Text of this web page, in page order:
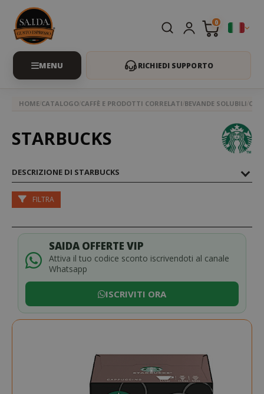
0
RICHIEDI SUPPORTO
HOME CATALOGO CAFFÈ E PRODOTTI CORRELATI BEVANDE SOLUBILI
STARBUCKS
DESCRIZIONE DI STARBUCKS
SAIDA OFFERTE VIP
Attiva il tuo codice sconto iscrivendoti al canale
Whatsapp
ISCRIVITI ORA
FILTRA